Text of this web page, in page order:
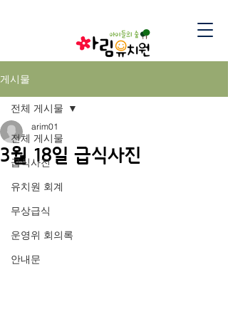
게시물
전체 게시물
급식사진
유치원 회계
무상급식
운영위 회의록
안내문
전체 게시물
3월 18일 급식사진
arim01